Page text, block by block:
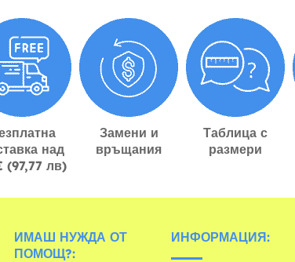
над
(97,77 лв)
Замени и
връщания
Таблица с
размери
ИМАШ НУЖДА ОТ
ПОМОЩ?:
ИНФОРМАЦИЯ: